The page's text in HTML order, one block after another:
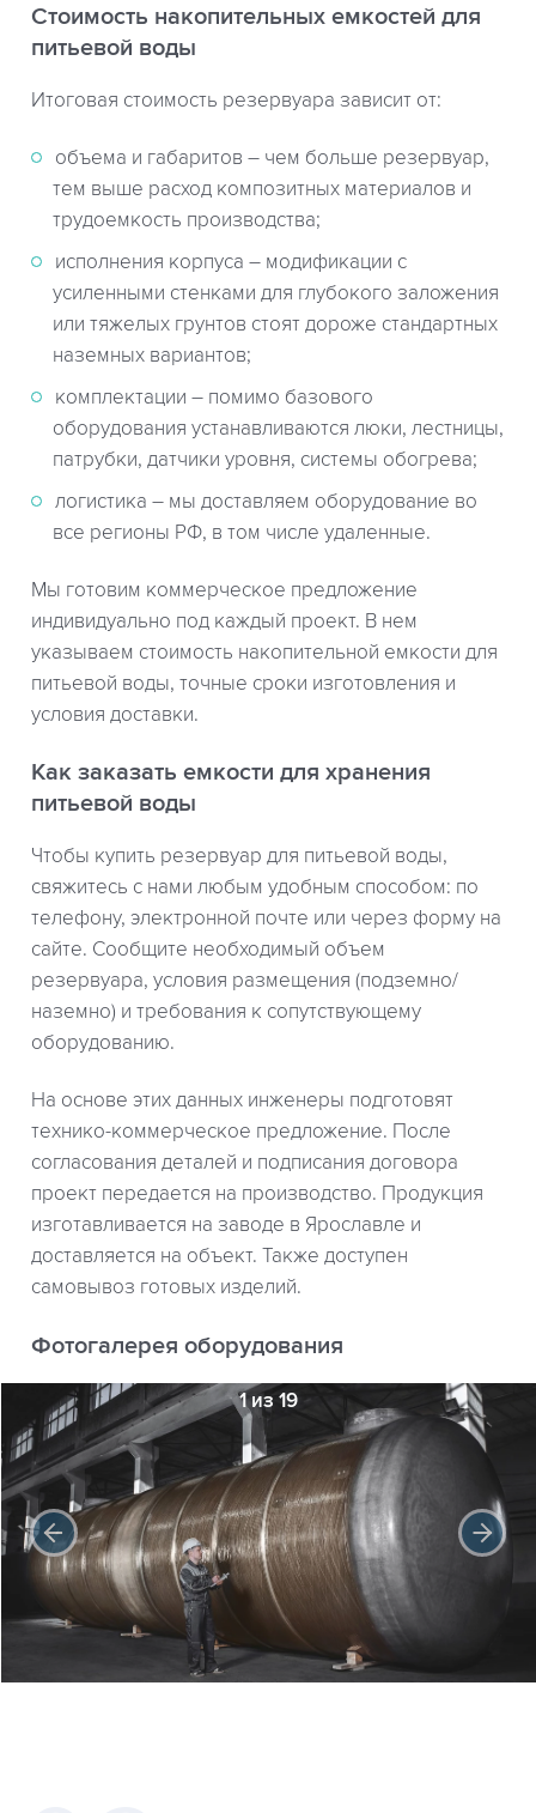
Стоимость накопительных емкостей для
питьевой воды
Итоговая стоимость резервуара зависит от:
объема и габаритов – чем больше резервуар,
тем выше расход композитных материалов и
трудоемкость производства;
исполнения корпуса – модификации с
усиленными стенками для глубокого заложения
или тяжелых грунтов стоят дороже стандартных
наземных вариантов;
комплектации – помимо базового
оборудования устанавливаются люки, лестницы,
патрубки, датчики уровня, системы обогрева;
логистика – мы доставляем оборудование во
все регионы РФ, в том числе удаленные.
Мы готовим коммерческое предложение
индивидуально под каждый проект. В нем
указываем стоимость накопительной емкости для
питьевой воды, точные сроки изготовления и
условия доставки.
Как заказать емкости для хранения
питьевой воды
Чтобы купить резервуар для питьевой воды,
свяжитесь с нами любым удобным способом: по
телефону, электронной почте или через форму на
сайте. Сообщите необходимый объем
резервуара, условия размещения (подземно/
наземно) и требования к сопутствующему
оборудованию.
На основе этих данных инженеры подготовят
технико-коммерческое предложение. После
согласования деталей и подписания договора
проект передается на производство. Продукция
изготавливается на заводе в Ярославле и
доставляется на объект. Также доступен
самовывоз готовых изделий.
Фотогалерея оборудования
1 из 19